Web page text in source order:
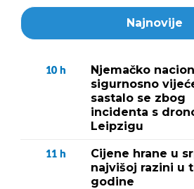
Najnovije
10 h
Njemačko
sigurnosno
sastalo se zbog
incidenta s
Leipzigu
11 h
Cijene hrane u
najvišoj razini u
godine